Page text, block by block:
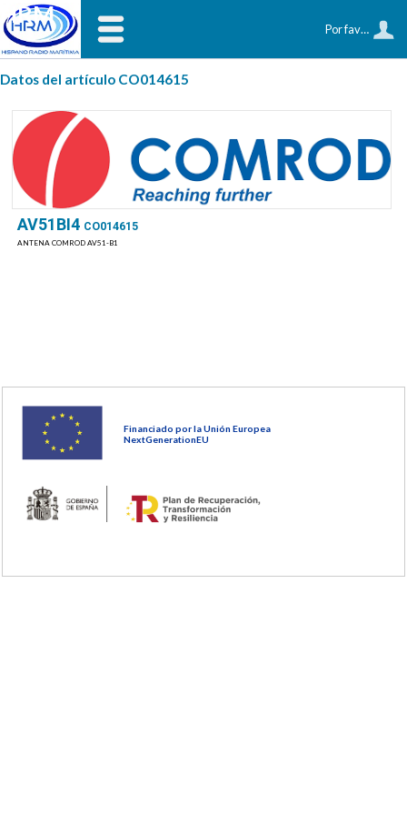
HRM
Por favor, identifíquese
Datos del artículo CO014615
AV51BI4 CO014615
ANTENA COMROD AV51-B1
Financiado por la Unión Europea
NextGenerationEU